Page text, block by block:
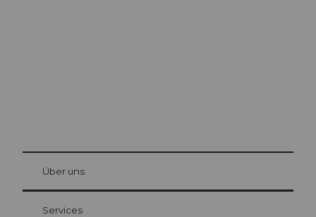
Gästekarte Luzern
Ihre Vorteile als Übernachtungsgast
at Bre
Über uns
Services